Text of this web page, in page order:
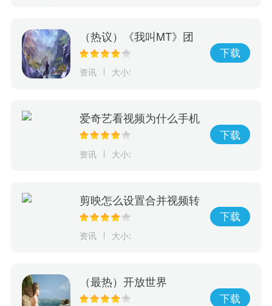
（热议）《我叫MT》团
队新作《Tarisland 塔瑞
正式展开
资讯 大小:
下载
爱奇艺看视频为什么手机
会震动
资讯 大小:
下载
剪映怎么设置合并视频转
场
资讯 大小:
下载
（最热）开放世界
RPG《SIREN》开启众
下载